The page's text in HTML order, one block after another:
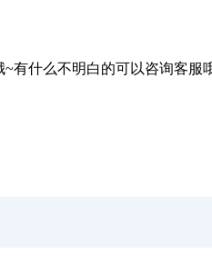
有什么不明白的可以咨询客服